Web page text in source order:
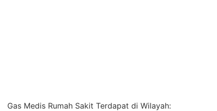
Gas Medis Rumah Sakit Terdapat di Wilayah: